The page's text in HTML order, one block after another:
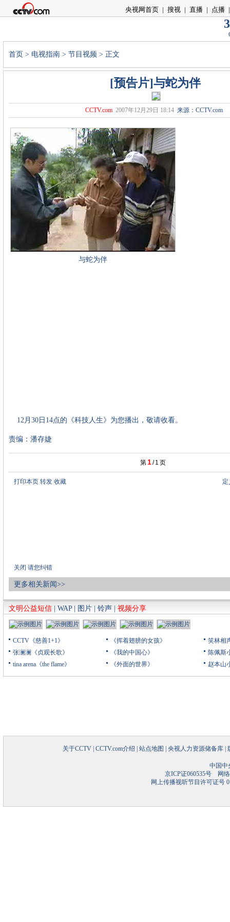
央视网首页 | 搜视 | 直播 | 点播 |
首页 > 电视指南 > 节目视频 > 正文
[预告片]与蛇为伴
CCTV.com 2007年12月29日 18:14来源：CCTV.com
与蛇为伴
12月30日14点的《科技人生》为您播出，敬请收看。
责编：潘存婕
第 1/ 1 页
打印本页 转发 收藏
关闭 请您纠错
更多相关新闻>>
文明公益短信 WAP| 图片 铃声 视频分享
CCTV《慈善1+1》
张澜澜《贞观长歌》
tina arena《the flame》
《挥着翅膀的女孩》
《我的中国心》
《外面的世界》
笑林相
陈佩斯
赵本山
关于CCTV CCTV.com介绍 站点地图 央视人力资源储备库
中国中
京ICP证060535号网络
网上传播视听节目许可证号